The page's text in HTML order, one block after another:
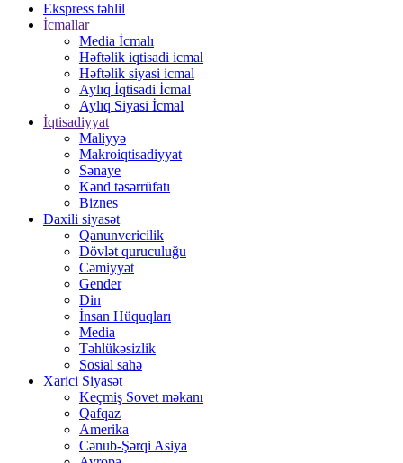
Ekspress təhlil
İcmallar
Media İcmalı
Həftəlik iqtisadi icmal
Həftəlik siyasi icmal
Aylıq İqtisadi İcmal
Aylıq Siyasi İcmal
İqtisadiyyat
Maliyyə
Makroiqtisadiyyat
Sənaye
Kənd təsərrüfatı
Biznes
Daxili siyasət
Qanunvericilik
Dövlət quruculuğu
Cəmiyyət
Gender
Din
İnsan Hüquqları
Media
Təhlükəsizlik
Sosial sahə
Xarici Siyasət
Keçmiş Sovet məkanı
Qafqaz
Amerika
Cənub-Şərqi Asiya